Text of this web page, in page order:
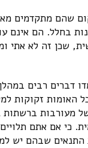
שהם מתקדמים
בחלל. הם אינם
שכן זה לא אתי
דברים רבים
האומות זקוקות
מעורבות ברשתות
כי אם אתם
שבהם יש